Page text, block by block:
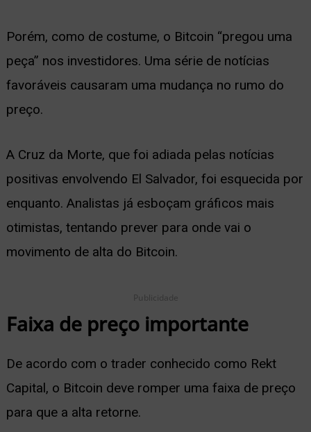
Porém, como de costume, o Bitcoin “pregou uma
peça” nos investidores. Uma série de notícias
favoráveis causaram uma mudança no rumo do
preço.
A Cruz da Morte, que foi adiada pelas notícias
positivas envolvendo El Salvador, foi esquecida por
enquanto. Analistas já esboçam gráficos mais
otimistas, tentando prever para onde vai o
movimento de alta do Bitcoin.
Publicidade
Faixa de preço importante
De acordo com o trader conhecido como Rekt
Capital, o Bitcoin deve romper uma faixa de preço
para que a alta retorne.